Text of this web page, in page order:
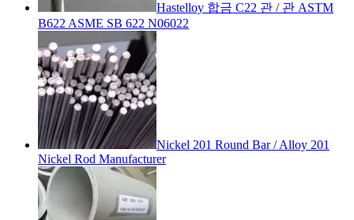
Hastelloy 합금 C22 관 / 관 ASTM
B622 ASME SB 622 N06022
Nickel 201 Round Bar / Alloy 201
Nickel Rod Manufacturer